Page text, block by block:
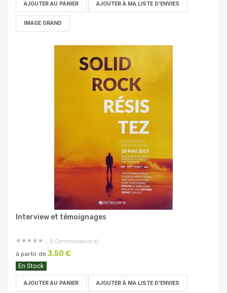
AJOUTER AU PANIER AJOUTER À MA LISTE D'ENVIES
IMAGE GRAND
Interview et témoignages
0 Commentaire(s)
à partir de 3,50 €
En Stock
AJOUTER AU PANIER AJOUTER À MA LISTE D'ENVIES